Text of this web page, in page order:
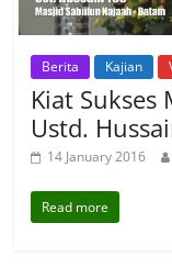
Berita Kajian
Kiat Sukses
Ustd.
14 January 2016
Read more